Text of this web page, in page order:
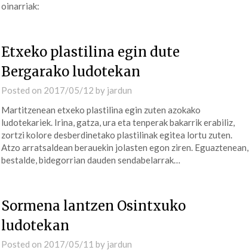
oinarriak:
Etxeko plastilina egin dute
Bergarako ludotekan
Posted on 2017/05/12 by jardun
Martitzenean etxeko plastilina egin zuten azokako
ludotekariek. Irina, gatza, ura eta tenperak bakarrik erabiliz,
zortzi kolore desberdinetako plastilinak egitea lortu zuten.
Atzo arratsaldean berauekin jolasten egon ziren. Eguaztenean,
bestalde, bidegorrian dauden sendabelarrak…
Sormena lantzen Osintxuko
ludotekan
Posted on 2017/05/11 by jardun